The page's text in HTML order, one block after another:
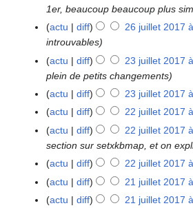
2
1e
2
02
0
1er, beaucoup beaucoup plus
2
e
2
0
actu diff 26 juillet 2017
introuvables
2
e
2
actu diff 23 juillet 2017
plein de petits changements
actu
diff 23 juillet 2017
2
2
actu diff 22 juillet 2017
actu
diff 22 juillet 2017
section sur setxkbmap, et on
actu
diff 22 juillet 2017
2
1
actu diff 21 juillet 2017
actu
diff 21 juillet 2017